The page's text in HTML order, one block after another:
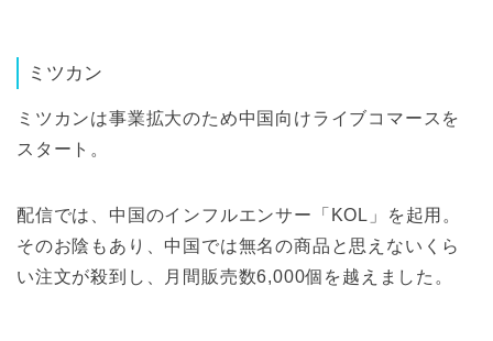
ミツカン
ミツカンは事業拡大のため中国向けライブコマースを
スタート。
配信では、中国のインフルエンサー「KOL」を起用。
そのお陰もあり、中国では無名の商品と思えないくら
い注文が殺到し、月間販売数6,000個を越えました。